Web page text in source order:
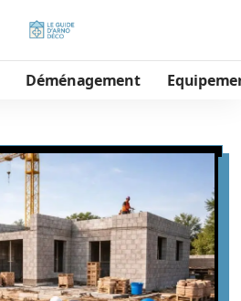
Déménagement